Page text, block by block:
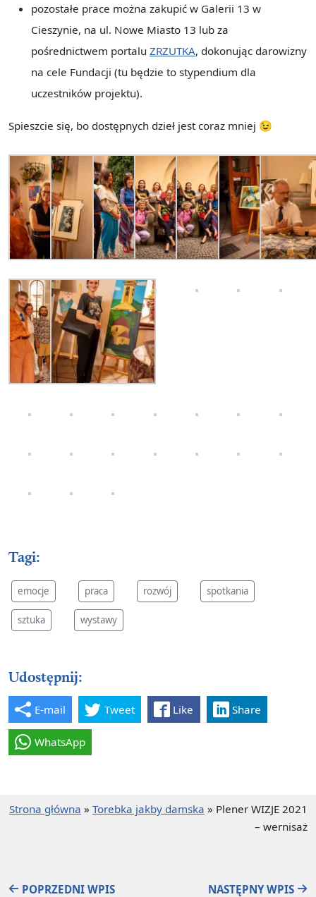
pozostałe prace można zakupić w Galerii 13 w
Cieszynie, na ul. Nowe Miasto 13 lub za
pośrednictwem portalu ZRZUTKA, dokonując darowizny
na cele Fundacji (tu będzie to stypendium dla
uczestników projektu).
Spieszcie się, bo dostępnych dzieł jest coraz mniej 😉
Tagi:
emocje praca rozwój spotkania
sztuka wystawy
Udostępnij:
E-mail Tweet Like Share
WhatsApp
Strona główna » Torebka jakby damska » Plener WIZJE 2021
– wernisaż
POPRZEDNI WPIS NASTĘPNY WPIS